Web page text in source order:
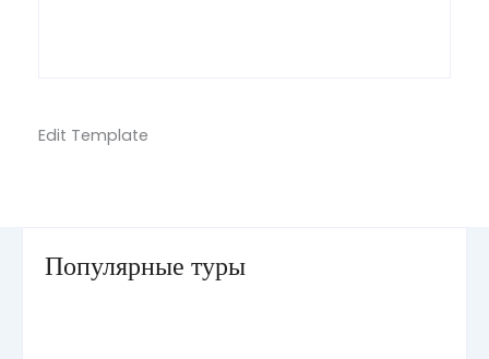
Edit Template
Популярные туры